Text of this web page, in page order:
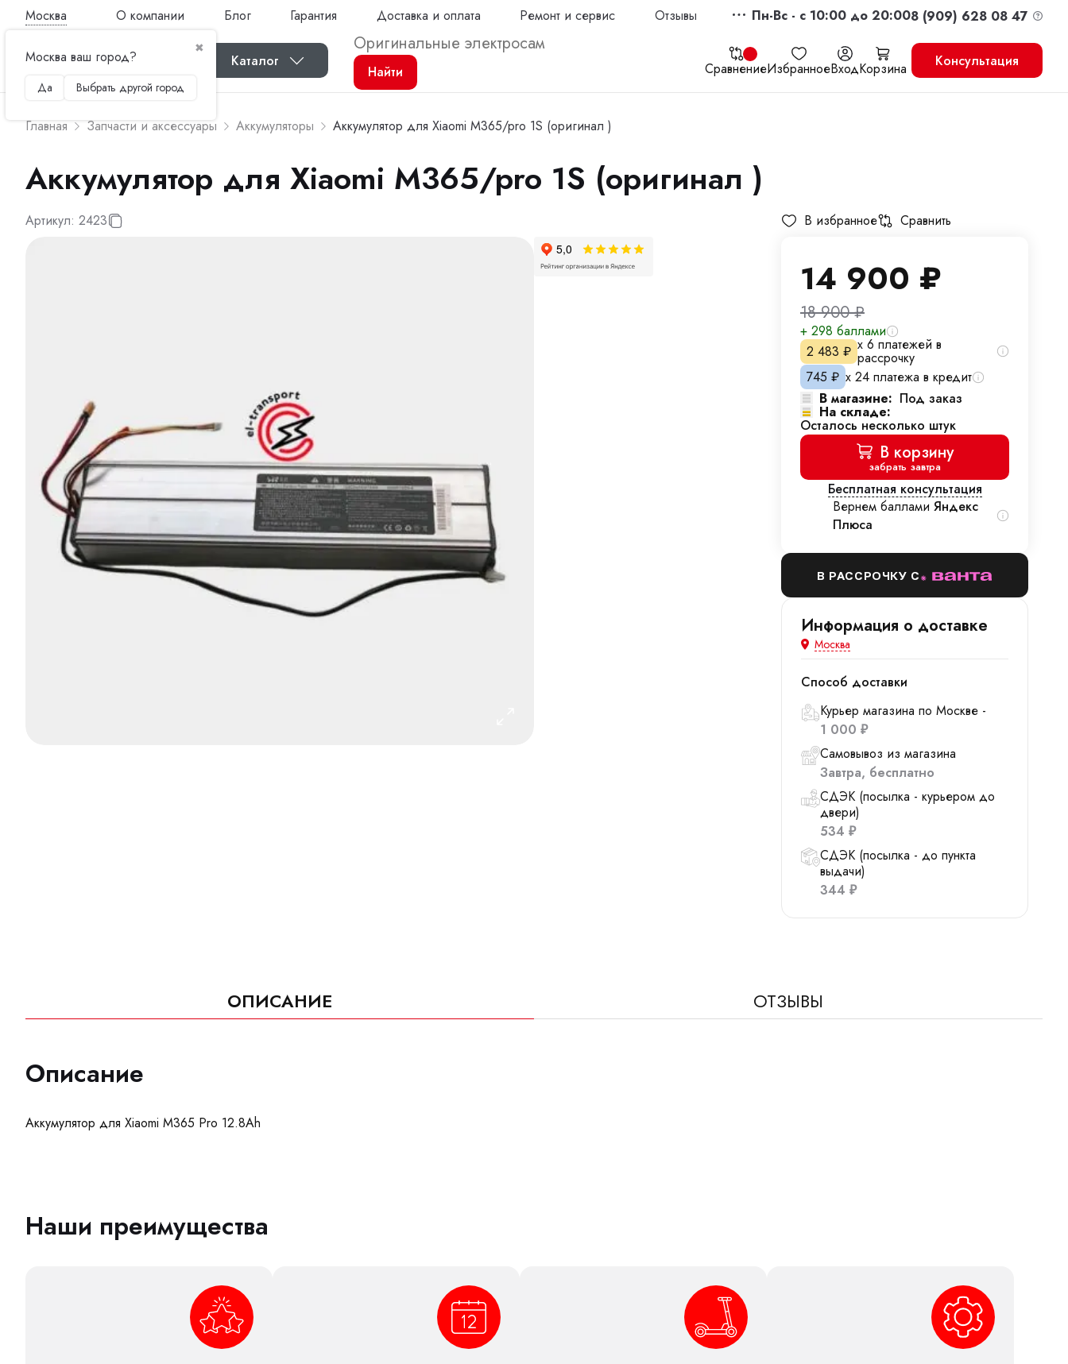
Москва
✖
Москва ваш город?
Да Выбрать другой город
О компании Блог Гарантия Доставка и оплата Ремонт и сервис Отзывы Пн-Вс - c 10:00 до 20:008 (909) 628 08 47
Каталог СравнениеИзбранноеВходКорзина
Продолжить
Найти
Консультация
Главная Запчасти и аксессуары Аккумуляторы Аккумулятор для Xiaomi M365/pro 1S (оригинал )
Аккумулятор для Xiaomi M365/pro 1S (оригинал )
Артикул: 2423 В избранное Сравнить
14 900 ₽
18 900₽
+ 298 баллами
2 483 ₽ х 6 платежей в
рассрочку
745 ₽ х 24 платежа в кредит
В магазине: Под заказ
На складе:
Осталось несколько штук
В корзину
забрать завтра
Бесплатная консультация
Вернем баллами Яндекс
Плюса
В РАССРОЧКУ С
Информация о доставке
Москва
Способ доставки
Курьер магазина по Москве -
1 000 ₽
Самовывоз из магазина
Завтра
Бесплатно
СДЭК (посылка - курьером до
двери)
534 ₽
СДЭК (посылка - до пункта
выдачи)
344 ₽
ОПИСАНИЕ ОТЗЫВЫ
Описание
Аккумулятор для Xiaomi М365 Pro 12.8Ah
Наши преимущества